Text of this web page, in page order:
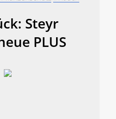
Steyr
PLUS